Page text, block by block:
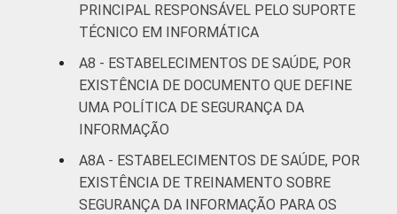
PRINCIPAL RESPONSÁVEL PELO SUPORTE
TÉCNICO EM INFORMÁTICA
A8 - ESTABELECIMENTOS DE SAÚDE, POR
EXISTÊNCIA DE DOCUMENTO QUE DEFINE
UMA POLÍTICA DE SEGURANÇA DA
INFORMAÇÃO
A8A - ESTABELECIMENTOS DE SAÚDE, POR
EXISTÊNCIA DE TREINAMENTO SOBRE
SEGURANÇA DA INFORMAÇÃO PARA OS